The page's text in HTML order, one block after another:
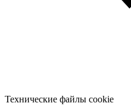
Технические файлы cookie